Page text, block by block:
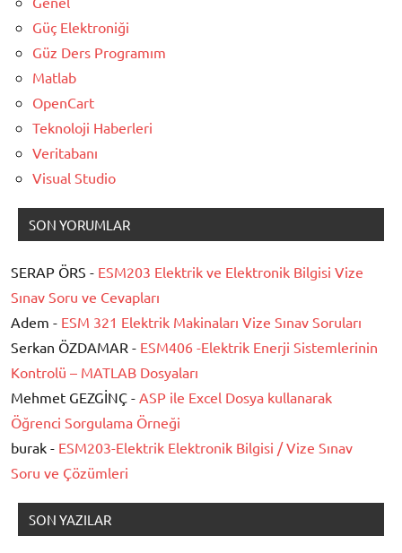
Güç Elektroniği
Güz Ders Programım
Matlab
OpenCart
Teknoloji Haberleri
Veritabanı
Visual Studio
SON YORUMLAR
SERAP ÖRS - ESM203 Elektrik ve Elektronik Bilgisi Vize
Sınav Soru ve Cevapları
Adem - ESM 321 Elektrik Makinaları Vize Sınav Soruları
Serkan ÖZDAMAR - ESM406 -Elektrik Enerji Sistemlerinin
Kontrolü – MATLAB Dosyaları
Mehmet GEZGİNÇ - ASP ile Excel Dosya kullanarak
Öğrenci Sorgulama Örneği
burak - ESM203-Elektrik Elektronik Bilgisi / Vize Sınav
Soru ve Çözümleri
SON YAZILAR